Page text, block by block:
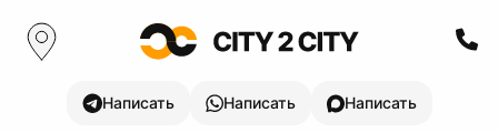
Написать Написать Написать